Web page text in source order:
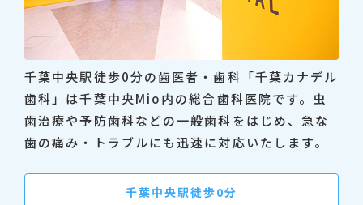
千葉中央駅徒歩0分の歯医者・歯科「千葉カナデル
歯科」は千葉中央Mio内の総合歯科医院です。虫
歯治療や予防歯科などの一般歯科をはじめ、急な
歯の痛み・トラブルにも迅速に対応いたします。
千葉中央駅徒歩0分